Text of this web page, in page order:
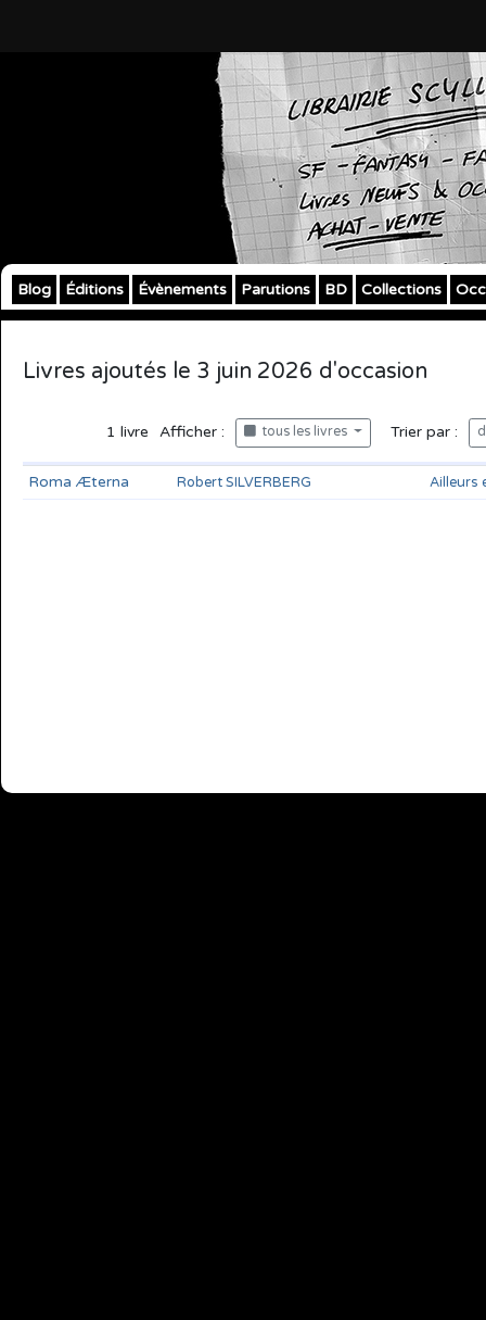
Blog Éditions Évènements Parutions BD Collections
Livres ajoutés le 3 juin 2026 d'occasion
1 livre Afficher : tous les livres Trier par :
Roma Æterna Robert SILVERBERG Ailleurs